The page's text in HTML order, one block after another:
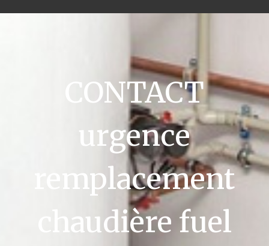
CONTACT
urgence
remplacement
chaudière fuel